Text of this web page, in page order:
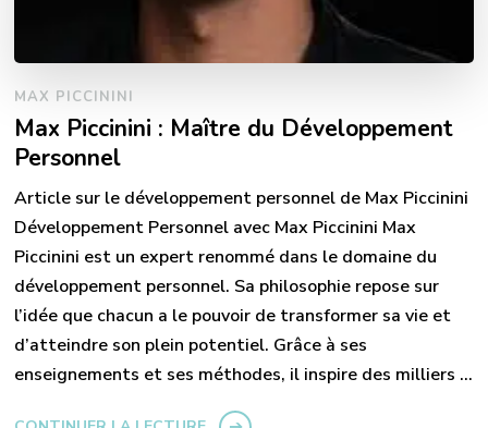
MAX PICCININI
Max Piccinini : Maître du Développement
Personnel
Article sur le développement personnel de Max Piccinini
Développement Personnel avec Max Piccinini Max
Piccinini est un expert renommé dans le domaine du
développement personnel. Sa philosophie repose sur
l’idée que chacun a le pouvoir de transformer sa vie et
d’atteindre son plein potentiel. Grâce à ses
enseignements et ses méthodes, il inspire des milliers …